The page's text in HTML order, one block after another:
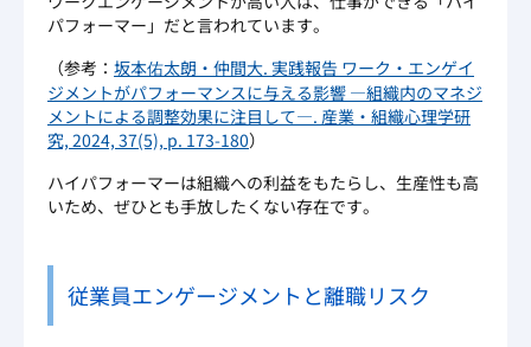
パフォーマー」だと言われています。
（参考： 坂本佑太朗・仲間大. 実践報告 ワーク・エンゲイ
ジメントがパフォーマンスに与える影響 ―組織内のマネジ
メントによる調整効果に注目して―. 産業・組織心理学研
究, 2024, 37(5), p. 173-180）
ハイパフォーマーは組織への利益をもたらし、生産性も高
いため、ぜひとも手放したくない存在です。
従業員エンゲージメントと離職リスク